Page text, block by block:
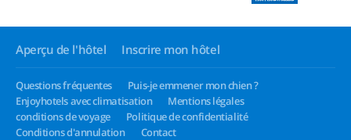
Aperçu de l'hôtel Inscrire mon hôtel
Questions fréquentes
Puis-je emmener mon chien ?
Enjoyhotels avec climatisation
Mentions légales
conditions de voyage
Politique de confidentialité
Conditions d'annulation
Contact